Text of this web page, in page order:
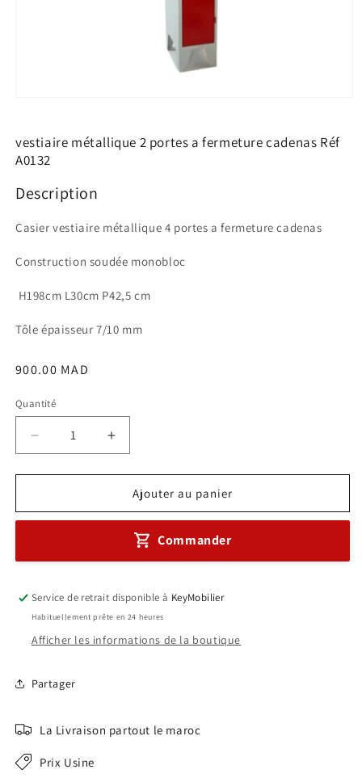
1
dans
une
modale
vestiaire métallique 2 portes a fermeture cadenas Réf
A0132
Description
Casier vestiaire métallique 4 portes a fermeture cadenas
Construction soudée monobloc
H198cm L30cm P42,5 cm
Tôle épaisseur 7/10 mm
Prix
900.00 MAD
Quantité
Réduire
la
quantité
vestiaire
portes
fermeture
cadenas
A0132
Augmenter
la
quantité
vestiaire
portes
fermeture
cadenas
A0132
Ajouter au panier
Commander
Service de retrait disponible à KeyMobilier
Habituellement prête en 24 heures
Afficher les informations de la boutique
Partager
La Livraison partout le maroc
Prix Usine